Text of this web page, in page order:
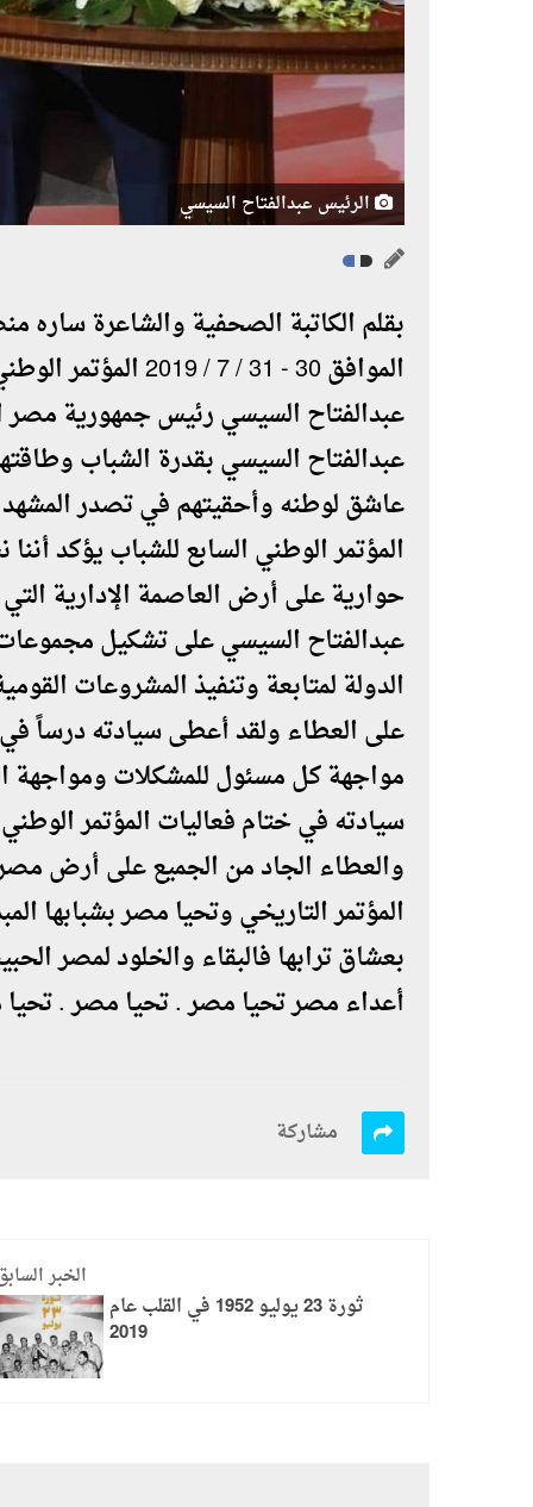
الرئيس عبدالفتاح السيسي
بقلم الكاتبة الصحفية والشاعرة ساره
الموافق 30 - 31 / 7
عبدالفتاح السيسي رئيس جمهورية مصر
عبدالفتاح السيسي بقدرة الشباب
عاشق لوطنه وأحقيتهم في تصدر
المؤتمر الوطني السابع للشباب يؤكد
حوارية على أرض العاصمة الإدارية
عبدالفتاح السيسي على تشكيل
الدولة لمتابعة وتنفيذ المشروعات
على العطاء ولقد أعطى سيادته درساً
مواجهة كل مسئول للمشكلات ومواجهة
سيادته في ختام فعاليات المؤتمر
والعطاء الجاد من الجميع على أرض
المؤتمر التاريخي وتحيا مصر بشبابها
بعشاق ترابها فالبقاء والخلود لمصر
أعداء مصر تحيا مصر . تحيا مصر .
مشاركة
الخبر
ثورة 23 يوليو 1952 في القلب عام
2019